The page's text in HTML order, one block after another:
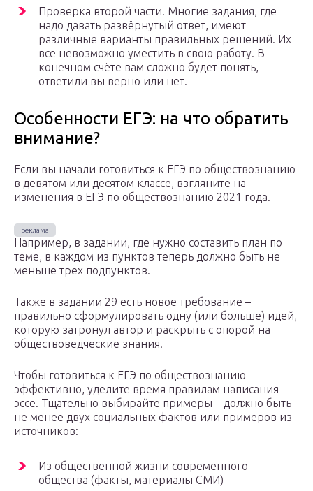
Проверка второй части. Многие задания, где
надо давать развёрнутый ответ, имеют
различные варианты правильных решений. Их
все невозможно уместить в свою работу. В
конечном счёте вам сложно будет понять,
ответили вы верно или нет.
Особенности ЕГЭ: на что обратить
внимание?
Если вы начали готовиться к ЕГЭ по обществознанию
в девятом или десятом классе, взгляните на
изменения в ЕГЭ по обществознанию 2021 года.
Например, в задании, где нужно составить план по
теме, в каждом из пунктов теперь должно быть не
меньше трех подпунктов.
Также в задании 29 есть новое требование –
правильно сформулировать одну (или больше) идей,
которую затронул автор и раскрыть с опорой на
обществоведческие знания.
Чтобы готовиться к ЕГЭ по обществознанию
эффективно, уделите время правилам написания
эссе. Тщательно выбирайте примеры – должно быть
не менее двух социальных фактов или примеров из
источников:
Из общественной жизни современного
общества (факты, материалы СМИ)